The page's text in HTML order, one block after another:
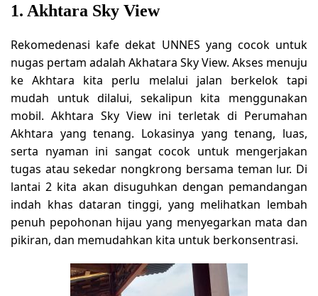
1. Akhtara Sky View
Rekomedenasi kafe dekat UNNES yang cocok untuk
nugas pertam adalah Akhatara Sky View. Akses menuju
ke Akhtara kita perlu melalui jalan berkelok tapi
mudah untuk dilalui, sekalipun kita menggunakan
mobil. Akhtara Sky View ini terletak di Perumahan
Akhtara yang tenang. Lokasinya yang tenang, luas,
serta nyaman ini sangat cocok untuk mengerjakan
tugas atau sekedar nongkrong bersama teman lur. Di
lantai 2 kita akan disuguhkan dengan pemandangan
indah khas dataran tinggi, yang melihatkan lembah
penuh pepohonan hijau yang menyegarkan mata dan
pikiran, dan memudahkan kita untuk berkonsentrasi.